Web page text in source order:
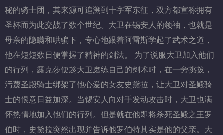
秘的骑士团，其来源可追溯到十字军东征，双方都宣称拥有
圣杯而为此交战了数个世纪。大卫在锡安人的领袖，也就是
母亲的隐瞒和哄骗下，专心地跟着阿雷斯学起了武术之道，
他在短短数日便掌握了精神的剑法。 为了说服大卫加入他们
的行列，露克莎便趁大卫磨练自己的剑术时，在一旁挑拨，
污蔑圣殿骑士绑架了他心爱的女友史黛拉，让大卫对圣殿骑
士的恨意日益加深。当锡安人向对手发动攻击时，大卫也满
怀热情地加入他们的行列。但是就在他即将杀死圣殿之王罗
伯时，史黛拉突然出现并告诉他罗伯特其实是他的父亲。大